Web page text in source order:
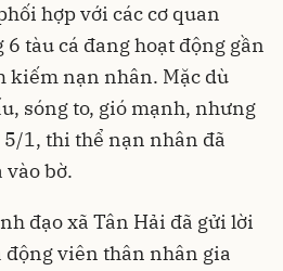
hợp với các cơ quan
tàu cá đang hoạt động gần
kiếm nạn nhân. Mặc dù
sóng to, gió mạnh, nhưng
1, thi thể nạn nhân đã
vào bờ.
đạo xã Tân Hải đã gửi lời
động viên thân nhân gia